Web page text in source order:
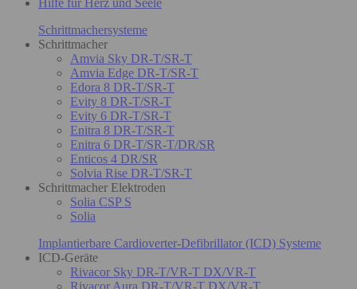
Schrittmachersysteme
Schrittmacher
Amvia Sky DR-T/SR-T
Amvia Edge DR-T/SR-T
Edora 8 DR-T/SR-T
Evity 8 DR-T/SR-T
Evity 6 DR-T/SR-T
Enitra 8 DR-T/SR-T
Enitra 6 DR-T/SR-T/DR/SR
Enticos 4 DR/SR
Solvia Rise DR-T/SR-T
Schrittmacher Elektroden
Solia CSP S
Solia
Implantierbare Cardioverter-Defibrillator (ICD) Systeme
ICD-Geräte
Rivacor Sky DR-T/VR-T DX/VR-T
Rivacor Aura DR-T/VR-T DX/VR-T